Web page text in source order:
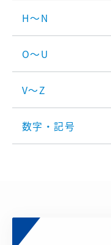
H～N
O～U
V～Z
数字・記号